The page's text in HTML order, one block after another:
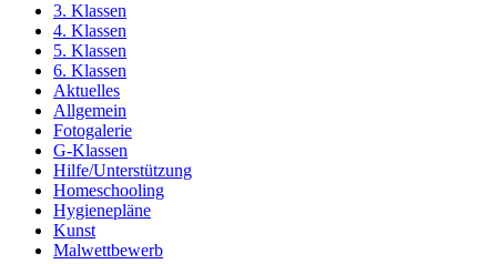
3. Klassen
4. Klassen
5. Klassen
6. Klassen
Aktuelles
Allgemein
Fotogalerie
G-Klassen
Hilfe/Unterstützung
Homeschooling
Hygienepläne
Kunst
Malwettbewerb